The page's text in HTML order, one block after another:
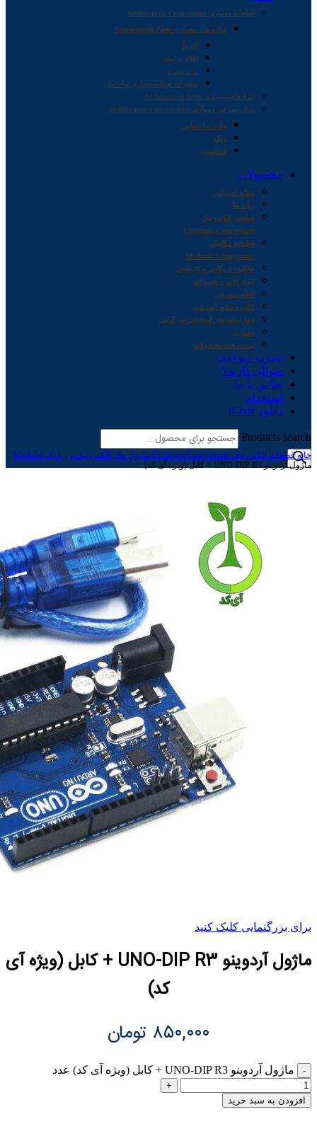
قطعات معماری Architectural Components
سازه های معماری Architectural Parts
آجرها
اقلام تزئینی
در و پنجره
تجهیزات هوشمندسازی ساختمان
ابزارهای معماری Architectural Tools
مواد مصرفی معماری Architectural Consumables
ملات ساختمانی
رنگ
فنداسیون
محصولات
صنایع آموزشی
ربات ها
قطعات الکترونیک
Electronic Components
قطعات مکانیک
Mechanic Components
خلاقیت اریگامی و کاردستی
ابزار آلات و تجهیزات
اقلام مصرفی
کتاب و منابع آموزشی
همه بسته های آموزشی-سرگرمی
معماری
لیست همه محصولات
نشریه ربوچیپ
سوالی دارید؟
تماس با ما
استخدام
دانلود iCode
Products search
خانه قطعات الکترونیک Electronic Components
ماژول های الکترونیک و رباتیک Modules
ماژول آردوینو UNO-DIP R3 + کابل (ویژه آی کد)
برای بزرگنمایی کلیک کنید
ماژول آردوینو UNO-DIP R3 + کابل (ویژه آی
کد)
۸۵۰,۰۰۰ تومان
ماژول آردوینو UNO-DIP R3 + کابل (ویژه آی کد) عدد
افزودن به سبد خرید